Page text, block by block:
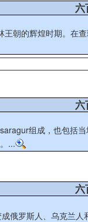
朝的辉煌时期。
组成，也包括
...
俄罗斯人、乌克兰